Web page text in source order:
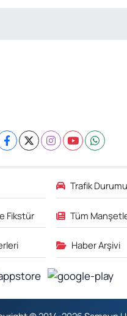
Trafik Durumu
Fikstür Tüm
Haber Arşivi